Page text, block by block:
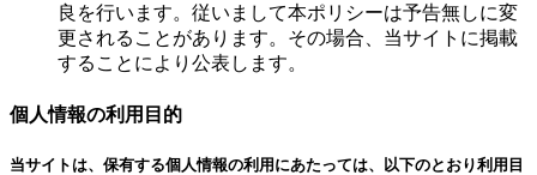
良を行います。従いまして本ポリシーは予告無しに変
更されることがあります。その場合、当サイトに掲載
することにより公表します。
個人情報の利用目的
当サイトは、保有する個人情報の利用にあたっては、以下のとおり利用目